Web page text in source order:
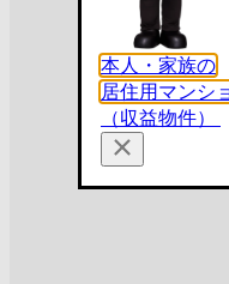
本人・家族の
居住用マンシ
（収益物件）